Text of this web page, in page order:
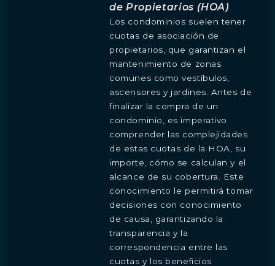
de Propietarios (HOA)
Los condominios suelen tener
cuotas de asociación de
propietarios, que garantizan el
mantenimiento de zonas
comunes como vestíbulos,
ascensores y jardines. Antes de
finalizar la compra de un
condominio, es imperativo
comprender las complejidades
de estas cuotas de la HOA, su
importe, cómo se calculan y el
alcance de su cobertura. Este
conocimiento le permitirá tomar
decisiones con conocimiento
de causa, garantizando la
transparencia y la
correspondencia entre las
cuotas y los beneficios